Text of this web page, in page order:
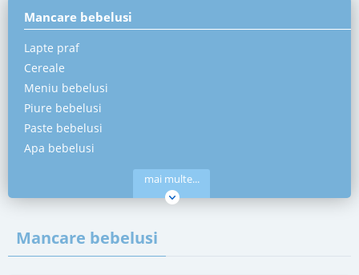
Mancare bebelusi
Lapte praf
Cereale
Meniu bebelusi
Piure bebelusi
Paste bebelusi
Apa bebelusi
mai multe...
Mancare bebelusi